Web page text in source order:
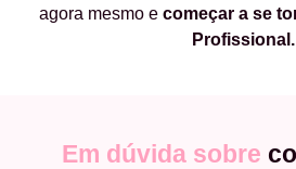
agora mesmo e começar a se
Profissional.
Em dúvida sobre